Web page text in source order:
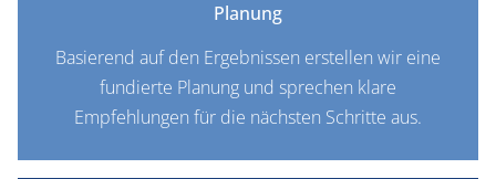
Planung
Basierend auf den Ergebnissen erstellen wir eine
fundierte Planung und sprechen klare
Empfehlungen für die nächsten Schritte aus.